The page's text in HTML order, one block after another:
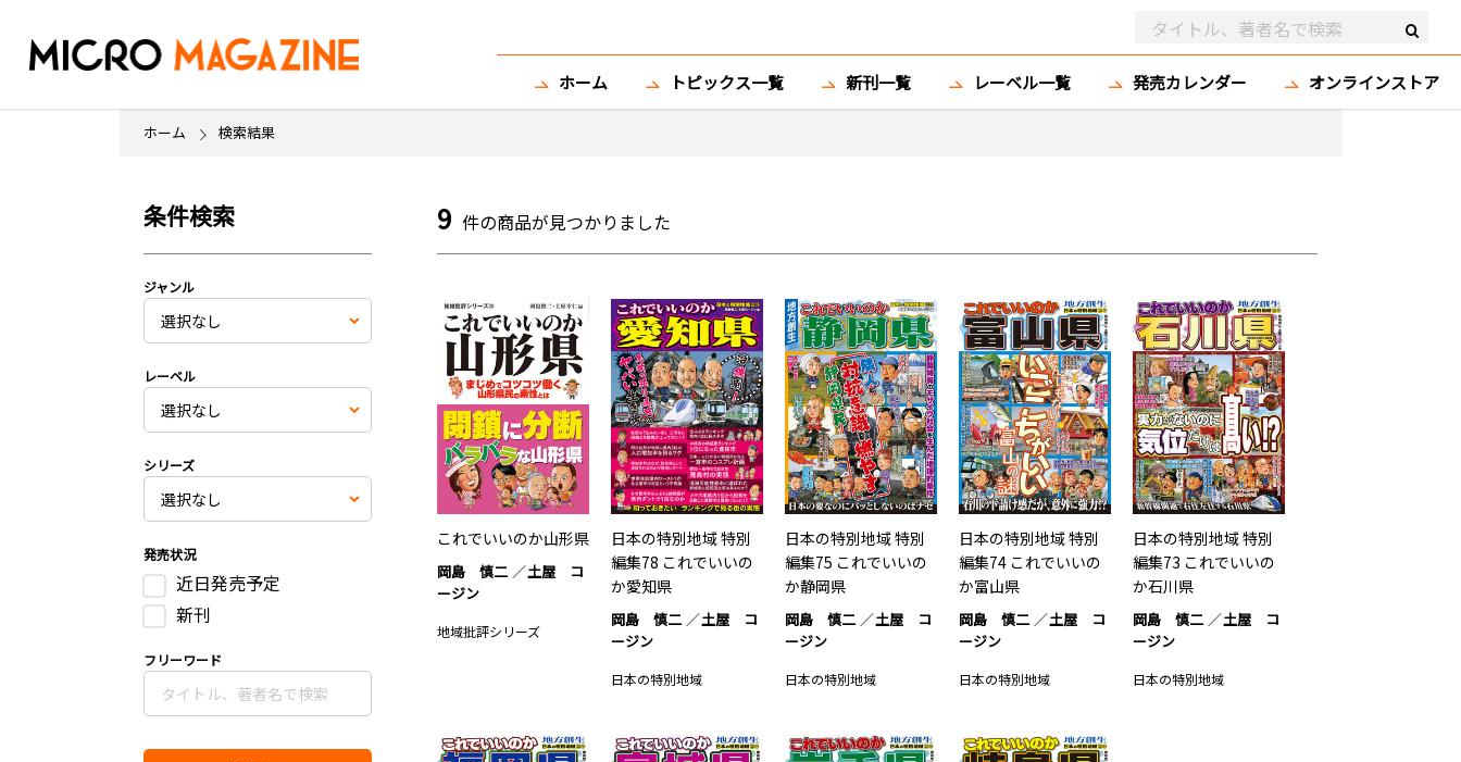
ホーム トピックス一覧 新刊一覧 レーベル一覧 発売カレンダー オンラインストア
ホーム 検索結果
条件検索
ジャンル
レーベル
シリーズ
発売状況
近日発売予定
新刊
フリーワード
9 件の商品が見つかりました
これでいいのか山形県
岡島 慎二
土屋 コ
ージン
地域批評シリーズ
日本の特別地域 特別
編集78 これでいいの
か愛知県
岡島 慎二
土屋 コ
ージン
日本の特別地域
日本の特別地域 特別
編集75 これでいいの
か静岡県
岡島 慎二
土屋 コ
ージン
日本の特別地域
日本の特別地域 特別
編集74 これでいいの
か富山県
岡島 慎二
土屋 コ
ージン
日本の特別地域
日本の特別地域 特別
編集73 これでいいの
か石川県
岡島 慎二
土屋 コ
ージン
日本の特別地域